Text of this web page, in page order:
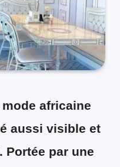
mode africaine
aussi visible et
Portée par une